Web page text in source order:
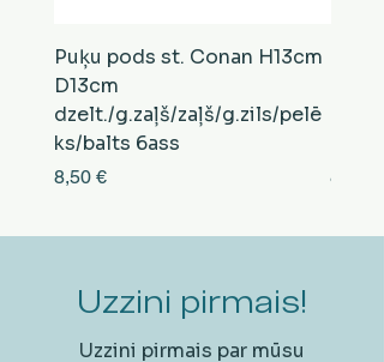
Puķu pods st. Conan H13cm
D13cm
dzelt./g.zaļš/zaļš/g.zils/pelē
ks/balts 6ass
Cena
8,50 € Cena
8,50 €
Uzzini pirmais!
Uzzini pirmais par mūsu